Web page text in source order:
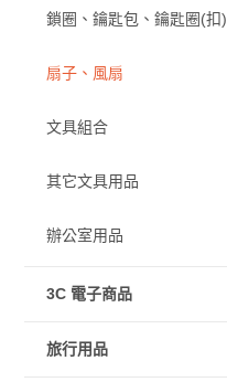
鎖圈、鑰匙包、鑰匙圈(扣)
扇子、風扇
文具組合
其它文具用品
辦公室用品
3C 電子商品
旅行用品